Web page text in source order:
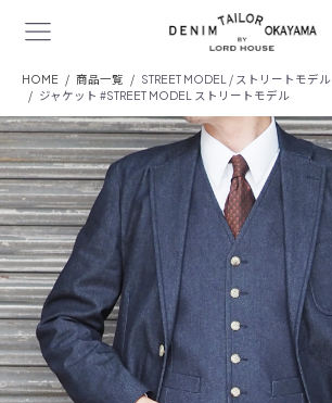
HOME 商品一覧
STREET MODEL / ストリートモデル
ジャケット #STREET MODEL ストリートモデル